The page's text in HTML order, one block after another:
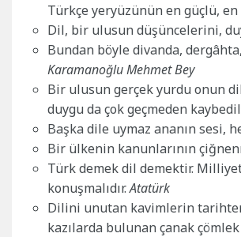
Türkçe yeryüzünün en güçlü,
Dil, bir ulusun düşüncelerini,
Bundan böyle divanda,
Karamanoğlu Mehmet Bey
Bir ulusun gerçek yurdu onun
duygu da çok geçmeden
Başka dile uymaz ananın sesi,
Bir ülkenin kanunlarının
Türk demek dil demektir.
konuşmalıdır.Atatürk
Dilini unutan kavimlerin
kazılarda bulunan çanak çömlek